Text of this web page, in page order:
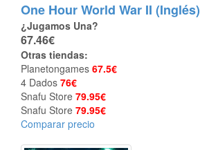
One Hour World War II (Inglés)
¿Jugamos Una?
67.46€
Otras tiendas:
Planetongames 67.5€
4 Dados 76€
Snafu Store 79.95€
Snafu Store 79.95€
Comparar precio